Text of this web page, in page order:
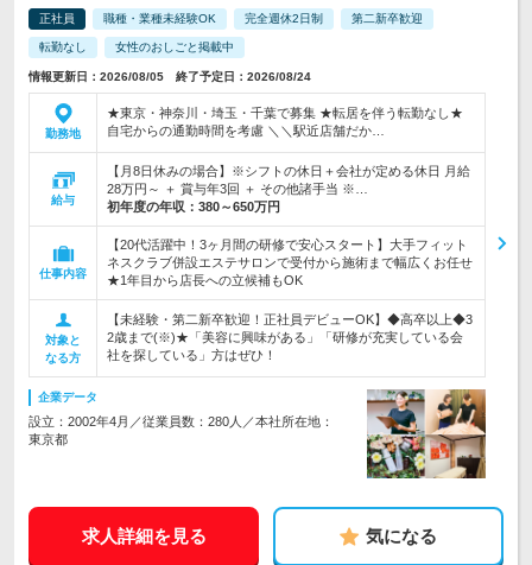
正社員 職種・業種未経験OK 完全週休2日制 第二新卒歓迎
転勤なし 女性のおしごと掲載中
情報更新日：2026/08/05 終了予定日：2026/08/24
勤務地
★東京・神奈川・埼玉・千葉で募集 ★転居を伴う転勤なし★
自宅からの通勤時間を考慮 ＼＼駅近店舗だか…
給与
【月8日休みの場合】※シフトの休日＋会社が定める休日 月給
28万円～ ＋ 賞与年3回 ＋ その他諸手当 ※…
初年度の年収： 380～650万円
仕事内容
【20代活躍中！3ヶ月間の研修で安心スタート】大手フィット
ネスクラブ併設エステサロンで受付から施術まで幅広くお任せ
★1年目から店長への立候補もOK
対象と
なる方
【未経験・第二新卒歓迎！正社員デビューOK】◆高卒以上◆3
2歳まで(※)★「美容に興味がある」「研修が充実している会
社を探している」方はぜひ！
企業データ
設立：2002年4月／従業員数：280人／本社所在地：
東京都
求人詳細を見る 気になる